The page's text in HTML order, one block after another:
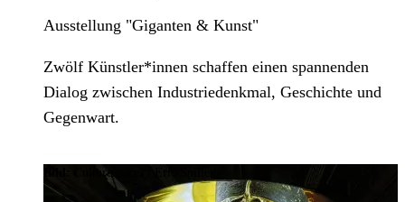
Ausstellung "Giganten & Kunst"
Zwölf Künstler*innen schaffen einen spannenden
Dialog zwischen Industriedenkmal, Geschichte und
Gegenwart.
Culturespaces / Eric Spiller